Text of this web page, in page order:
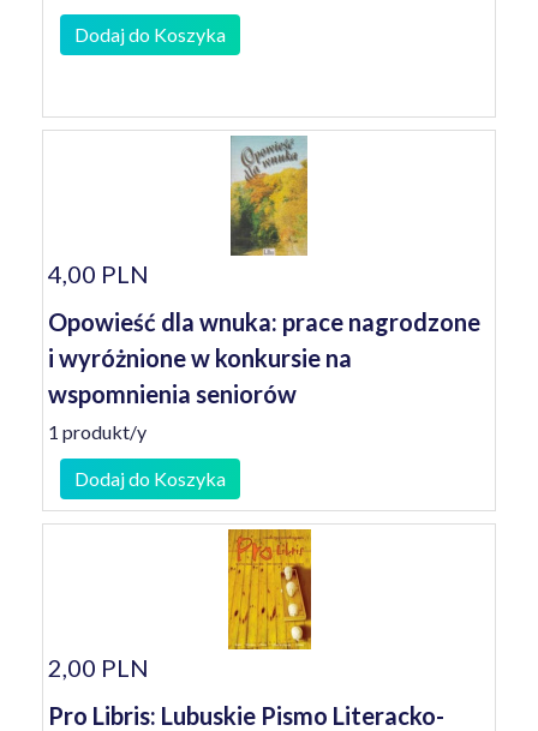
Dodaj do Koszyka
4,00 PLN
Opowieść dla wnuka: prace nagrodzone
i wyróżnione w konkursie na
wspomnienia seniorów
1 produkt/y
Dodaj do Koszyka
2,00 PLN
Pro Libris: Lubuskie Pismo Literacko-